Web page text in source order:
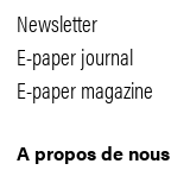
Newsletter
E-paper journal
E-paper magazine
A propos de nous